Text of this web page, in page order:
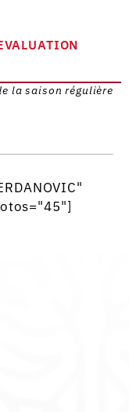
la saison régulière